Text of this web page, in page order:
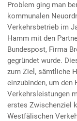
Problem ging man
kommunalen
Verkehrsbetrieb im
Hamm mit den
Bundespost, Firma
gegründet wurde.
zum Ziel, sämtliche
einzubinden, um den
Verkehrsleistungen
erstes Zwischenziel
Westfälischen